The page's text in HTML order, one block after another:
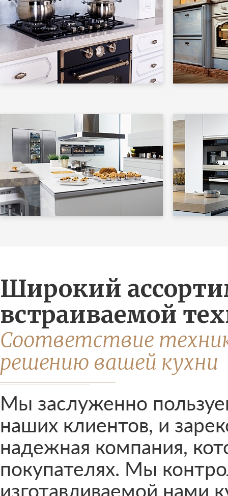
Широкий
встраиваемой
Соответствие
решению вашей кухни
Мы заслуженно
наших клиентов, и
надежная компания,
покупателях. Мы